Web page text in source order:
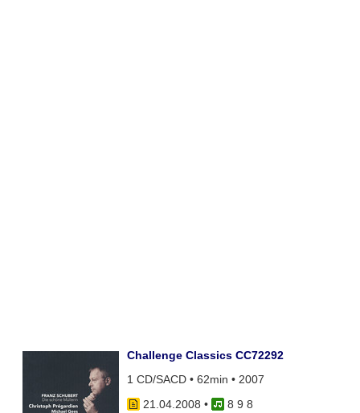
Challenge Classics CC72292
1 CD/SACD • 62min • 2007
21.04.2008 •
8 9 8